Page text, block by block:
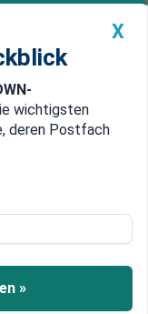
Premium
China
Kader
in die EM-
X
wichtigsten
deren Postfach
»